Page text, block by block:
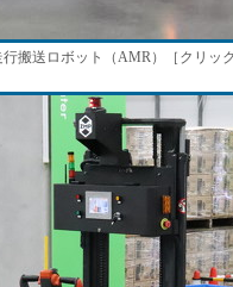
行搬送ロボット（AMR）［クリッ